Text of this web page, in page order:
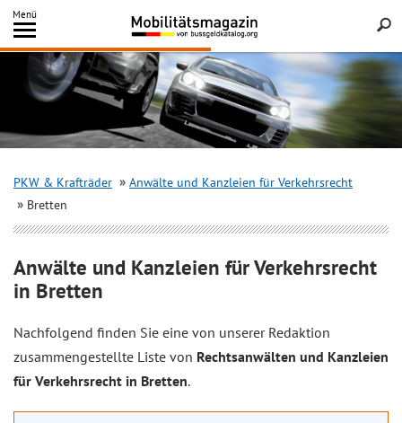
Inhalt
springen
Menü
Search
PKW & Krafträder
Anwälte und Kanzleien für Verkehrsrecht
Bretten
Anwälte und Kanzleien für Verkehrsrecht
in Bretten
Nachfolgend finden Sie eine von unserer Redaktion
zusammengestellte Liste von Rechtsanwälten und Kanzleien
für Verkehrsrecht in Bretten.